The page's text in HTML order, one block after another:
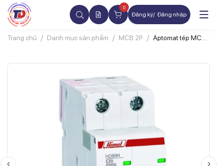
0
Đăng ký Đăng nhập
Trang chủ Danh mục sản phẩm MCB 2P
Aptomat tép MCB